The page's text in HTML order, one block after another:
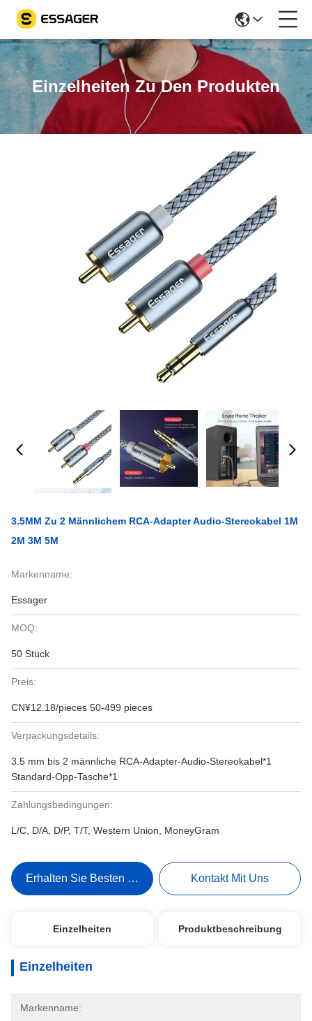
Einzelheiten Zu Den Produkten
3.5MM Zu 2 Männlichem RCA-Adapter Audio-Stereokabel 1M
2M 3M 5M
Markenname:
Essager
MOQ:
50 Stück
Preis:
CN¥12.18/pieces 50-499 pieces
Verpackungsdetails:
3.5 mm bis 2 männliche RCA-Adapter-Audio-Stereokabel*1
Standard-Opp-Tasche*1
Zahlungsbedingungen:
L/C, D/A, D/P, T/T, Western Union, MoneyGram
Erhalten Sie Besten Preis Kontakt Mit Uns
Einzelheiten Produktbeschreibung
Einzelheiten
Markenname: